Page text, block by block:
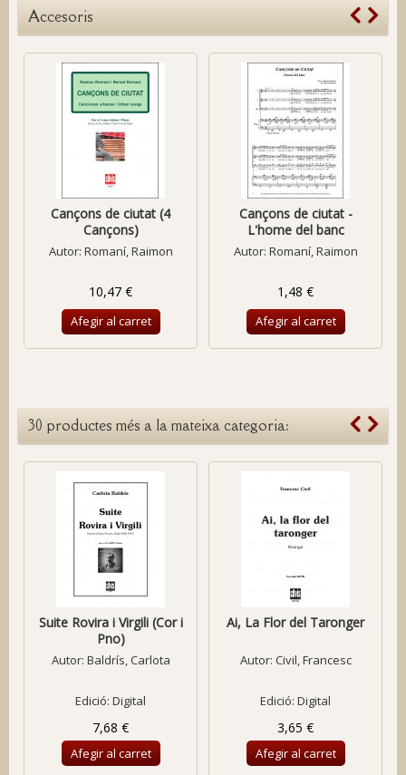
Accesoris
Cançons de ciutat (4
Cançons)
Autor: Romaní, Raimon
10,47 €
Afegir al carret
Cançons de ciutat -
L'home del banc
Autor: Romaní, Raimon
1,48 €
Afegir al carret
30 productes més a la mateixa categoria:
Suite Rovira i Virgili (Cor i
Pno)
Autor: Baldrís, Carlota
Edició: Digital
7,68 €
Afegir al carret
Ai, La Flor del Taronger
Autor: Civil, Francesc
Edició: Digital
3,65 €
Afegir al carret